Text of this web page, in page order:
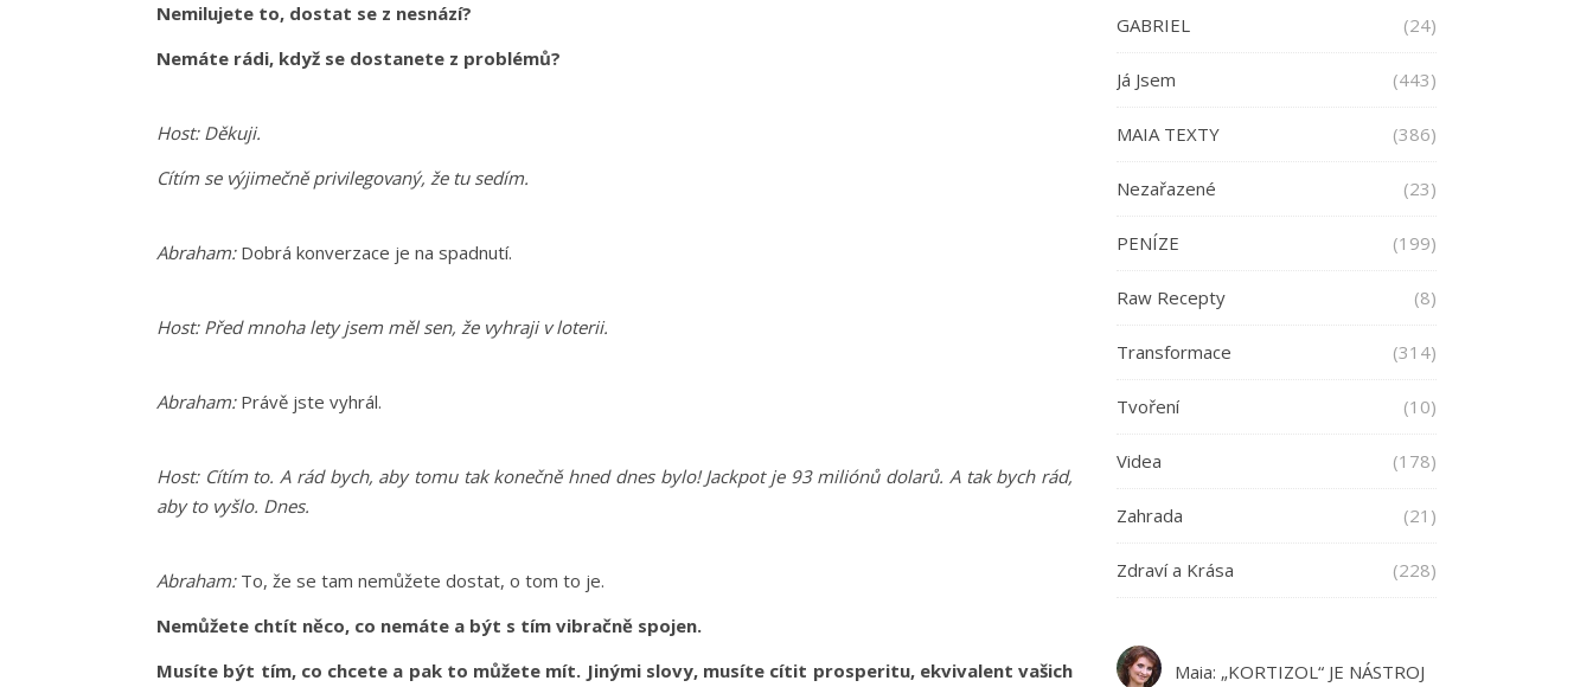
Nemilujete to, dostat se z nesnází?
Nemáte rádi, když se dostanete z problémů?
Host: Děkuji.
Cítím se výjimečně privilegovaný, že tu sedím.
Abraham:Dobrá konverzace je na spadnutí.
Host: Před mnoha lety jsem měl sen, že vyhraji v loterii.
Abraham:Právě jste vyhrál.
Host: Cítím to. A rád bych, aby tomu tak konečně hned dnes bylo! Jackpot je 93 miliónů dolarů. A tak bych rád,
aby to vyšlo. Dnes.
Abraham:To, že se tam nemůžete dostat, o tom to je.
Nemůžete chtít něco, co nemáte a být s tím vibračně spojen.
Musíte být tím, co chcete a pak to můžete mít. Jinými slovy, musíte cítit prosperitu, ekvivalent vašich
GABRIEL (24)
Já Jsem (443)
MAIA TEXTY (386)
Nezařazené (23)
PENÍZE (199)
Raw Recepty (8)
Transformace (314)
Tvoření (10)
Videa (178)
Zahrada (21)
Zdraví a Krása (228)
Maia: „KORTIZOL“ JE NÁSTROJ